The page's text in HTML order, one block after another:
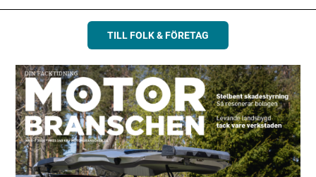
TILL FOLK & FÖRETAG